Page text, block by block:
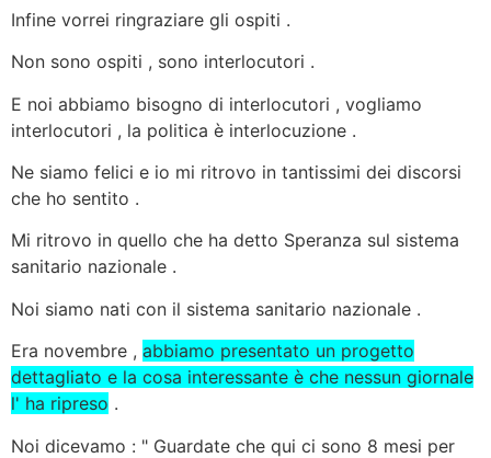
Infine vorrei ringraziare gli ospiti .
Non sono ospiti , sono interlocutori .
E noi abbiamo bisogno di interlocutori , vogliamo
interlocutori , la politica è interlocuzione .
Ne siamo felici e io mi ritrovo in tantissimi dei discorsi
che ho sentito .
Mi ritrovo in quello che ha detto Speranza sul sistema
sanitario nazionale .
Noi siamo nati con il sistema sanitario nazionale .
Era novembre , abbiamo presentato un progetto
dettagliato e la cosa interessante è che nessun giornale
l' ha ripreso .
Noi dicevamo : " Guardate che qui ci sono 8 mesi per